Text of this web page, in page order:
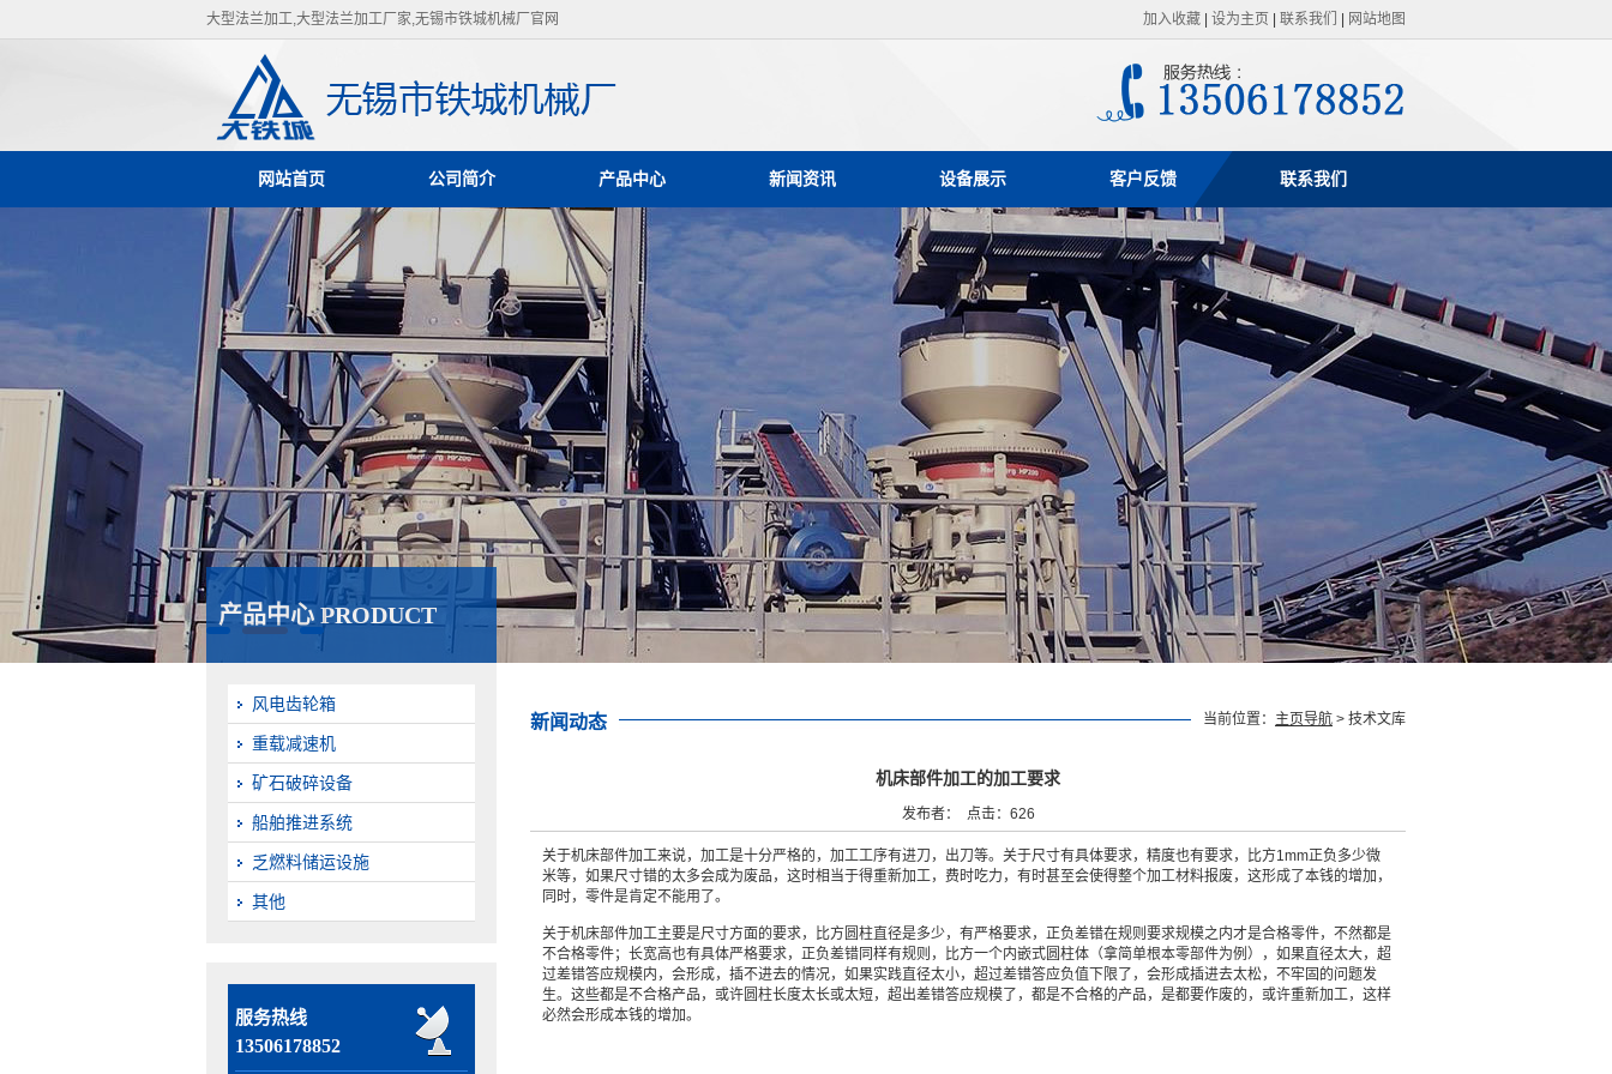
大型法兰加工,大型法兰加工厂家,无锡市铁城机械厂官网 加入收藏 设为主页 联系我们 网站地图
网站首页 公司简介 产品中心 新闻资讯 设备展示 客户反馈 联系我们
产品中心 PRODUCT
风电齿轮箱
重载减速机
矿石破碎设备
船舶推进系统
乏燃料储运设施
其他
服务热线
13506178852
新闻动态 当前位置： 主页导航 > 技术文库
机床部件加工的加工要求
发布者： 点击：626
关于机床部件加工来说，加工是十分严格的，加工工序有进刀，出刀等。关于尺寸有具体要求，精度也有要求，比方1mm正负多少微
米等，如果尺寸错的太多会成为废品，这时相当于得重新加工，费时吃力，有时甚至会使得整个加工材料报废，这形成了本钱的增加，
同时，零件是肯定不能用了。
关于机床部件加工主要是尺寸方面的要求，比方圆柱直径是多少，有严格要求，正负差错在规则要求规模之内才是合格零件，不然都是
不合格零件；长宽高也有具体严格要求，正负差错同样有规则，比方一个内嵌式圆柱体（拿简单根本零部件为例），如果直径太大，超
过差错答应规模内，会形成，插不进去的情况，如果实践直径太小，超过差错答应负值下限了，会形成插进去太松，不牢固的问题发
生。这些都是不合格产品，或许圆柱长度太长或太短，超出差错答应规模了，都是不合格的产品，是都要作废的，或许重新加工，这样
必然会形成本钱的增加。